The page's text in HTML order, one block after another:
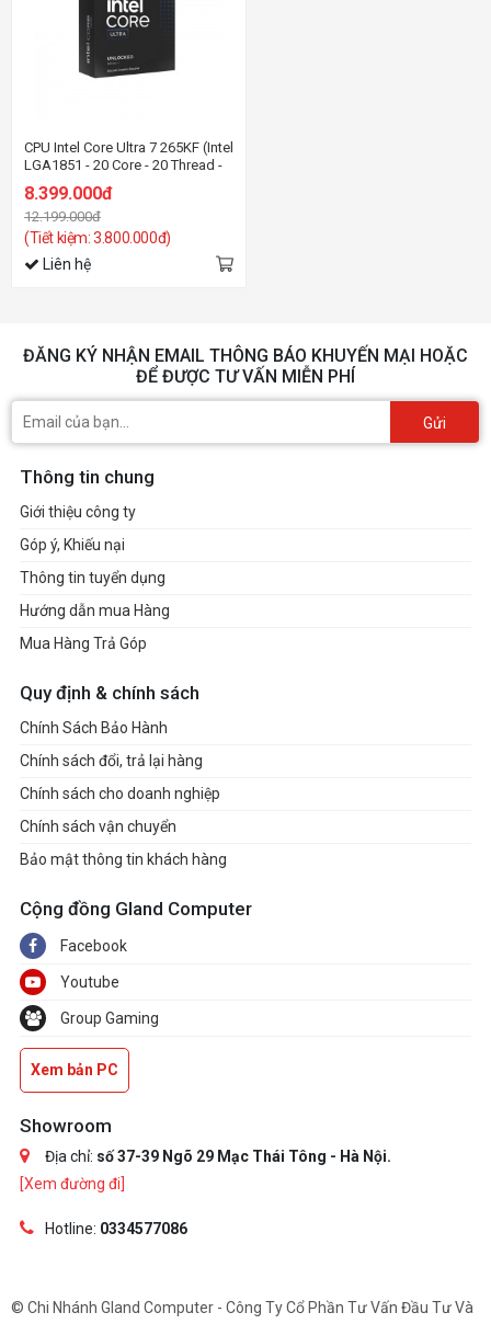
CPU Intel Core Ultra 7 265KF (Intel
LGA1851 - 20 Core - 20 Thread -
Cache 30MB - No IGPU)
8.399.000đ
12.199.000đ
(Tiết kiệm: 3.800.000đ)
Liên hệ
ĐĂNG KÝ NHẬN EMAIL THÔNG BÁO KHUYẾN MẠI HOẶC
ĐỂ ĐƯỢC TƯ VẤN MIỄN PHÍ
Gửi
Thông tin chung
Giới thiệu công ty
Góp ý, Khiếu nại
Thông tin tuyển dụng
Hướng dẫn mua Hàng
Mua Hàng Trả Góp
Quy định & chính sách
Chính Sách Bảo Hành
Chính sách đổi, trả lại hàng
Chính sách cho doanh nghiệp
Chính sách vận chuyển
Bảo mật thông tin khách hàng
Cộng đồng Gland Computer
Facebook
Youtube
Group Gaming
Xem bản PC
Showroom
Địa chỉ: số 37-39 Ngõ 29 Mạc Thái Tông - Hà Nội.
[Xem đường đi]
Hotline: 0334577086
© Chi Nhánh Gland Computer - Công Ty Cổ Phần Tư Vấn Đầu Tư Và